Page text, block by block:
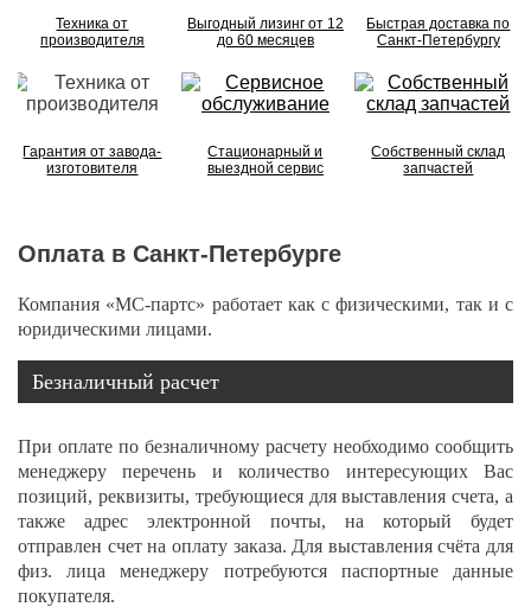
Техника от
производителя
Выгодный лизинг от 12
до 60 месяцев
Быстрая доставка по
Санкт-Петербургу
Гарантия от завода-
изготовителя
Стационарный и
выездной сервис
Собственный склад
запчастей
Оплата в Санкт-Петербурге
Компания «МС-партс» работает как с физическими, так и с
юридическими лицами.
Безналичный расчет
При оплате по безналичному расчету необходимо сообщить
менеджеру перечень и количество интересующих Вас
позиций, реквизиты, требующиеся для выставления счета, а
также адрес электронной почты, на который будет
отправлен счет на оплату заказа. Для выставления счёта для
физ. лица менеджеру потребуются паспортные данные
покупателя.